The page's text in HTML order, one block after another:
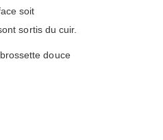
soit
sortis du cuir.
douce